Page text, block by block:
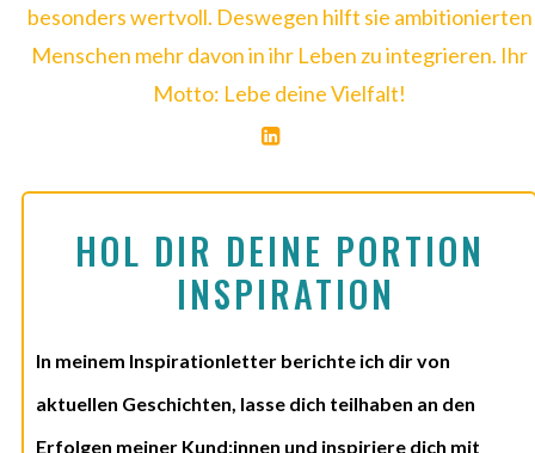
besonders wertvoll. Deswegen hilft sie ambitionierten
Menschen mehr davon in ihr Leben zu integrieren. Ihr
Motto: Lebe deine Vielfalt!
HOL DIR DEINE PORTION
INSPIRATION
In meinem Inspirationletter berichte ich dir von
aktuellen Geschichten, lasse dich teilhaben an den
Erfolgen meiner Kund:innen und inspiriere dich mit